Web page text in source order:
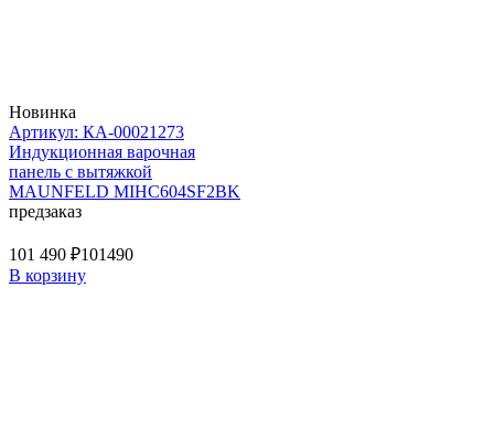
Новинка
Артикул: КА-00021273
Индукционная варочная
панель с вытяжкой
MAUNFELD MIHC604SF2BK
предзаказ
101 490 ₽101490
В корзину